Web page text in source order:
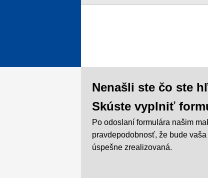
Nenašli ste čo ste
Skúste vyplniť
Po odoslaní formulára našim
pravdepodobnosť, že bude
úspešne zrealizovaná.